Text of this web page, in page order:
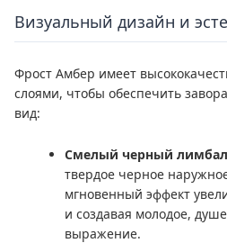
Визуальный дизайн и
Фрост Амбер имеет
слоями, чтобы обеспечить
вид:
Смелый черный
твердое черное
мгновенный эффект
и создавая молодое,
выражение.